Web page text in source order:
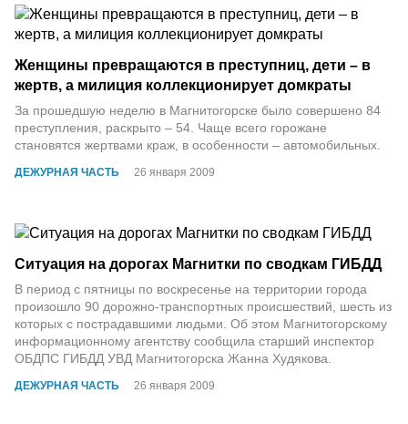
ДЕЖУРНАЯ ЧАСТЬ 26 января 2009
Женщины превращаются в преступниц, дети – в
жертв, а милиция коллекционирует домкраты
За прошедшую неделю в Магнитогорске было совершено 84
преступления, раскрыто – 54. Чаще всего горожане
становятся жертвами краж, в особенности – автомобильных.
ДЕЖУРНАЯ ЧАСТЬ 26 января 2009
Ситуация на дорогах Магнитки по сводкам ГИБДД
В период с пятницы по воскресенье на территории города
произошло 90 дорожно-транспортных происшествий, шесть из
которых с пострадавшими людьми. Об этом Магнитогорскому
информационному агентству сообщила старший инспектор
ОБДПС ГИБДД УВД Магнитогорска Жанна Худякова.